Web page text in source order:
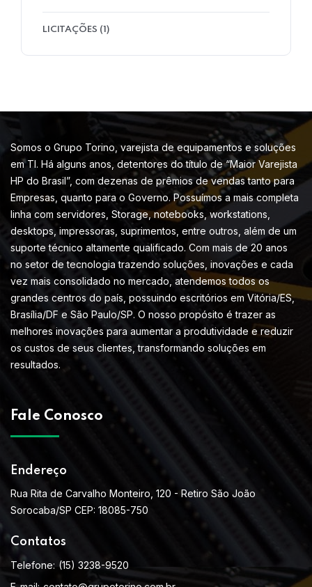
LICITAÇÕES (1)
Somos o Grupo Torino, varejista de equipamentos e soluções
em TI. Há alguns anos, detentores do título de “Maior Varejista
HP do Brasil”, com dezenas de prêmios de vendas tanto para
Empresas, quanto para o Governo. Possuímos a mais completa
linha com servidores, Storage, notebooks, workstations,
desktops, impressoras, suprimentos, entre outros, além de um
suporte técnico altamente qualificado. Com mais de 20 anos
no setor de tecnologia trazendo soluções, inovações e cada
vez mais consolidado no mercado, atendemos todos os
grandes centros do país, possuindo escritórios em Vitória/ES,
Brasília/DF e São Paulo/SP. O nosso propósito é trazer as
melhores inovações para aumentar a produtividade e reduzir
os custos de seus clientes, transformando soluções em
resultados.
Fale Conosco
Endereço
Rua Rita de Carvalho Monteiro, 120 - Retiro São João
Sorocaba/SP CEP: 18085-750
Contatos
Telefone: (15) 3238-9520